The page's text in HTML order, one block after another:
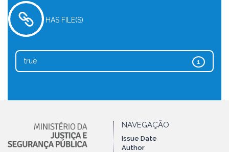
HAS FILE(S)
1
true
NAVEGAÇÃO
Issue Date
Author